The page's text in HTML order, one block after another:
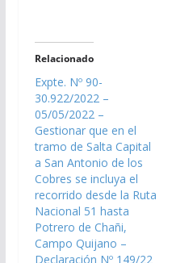
Relacionado
Expte. Nº 90-
30.922/2022 –
05/05/2022 –
Gestionar que en el
tramo de Salta Capital
a San Antonio de los
Cobres se incluya el
recorrido desde la Ruta
Nacional 51 hasta
Potrero de Chañi,
Campo Quijano –
Declaración Nº 149/22